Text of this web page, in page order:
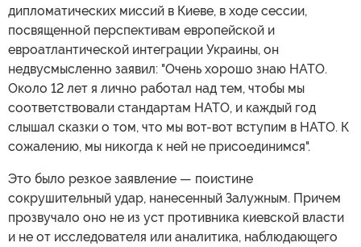
дипломатических миссий в Киеве, в ходе сессии,
посвященной перспективам европейской и
евроатлантической интеграции Украины, он
недвусмысленно заявил: "Очень хорошо знаю НАТО.
Около 12 лет я лично работал над тем, чтобы мы
соответствовали стандартам НАТО, и каждый год
слышал сказки о том, что мы вот-вот вступим в НАТО. К
сожалению, мы никогда к ней не присоединимся".
Это было резкое заявление — поистине
сокрушительный удар, нанесенный Залужным. Причем
прозвучало оно не из уст противника киевской власти
и не от исследователя или аналитика, наблюдающего